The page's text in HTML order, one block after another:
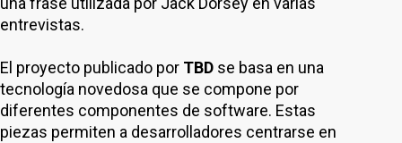
entrevistas.
El proyecto publicado por TBD se basa en una
tecnología novedosa que se compone por
diferentes componentes de software. Estas
piezas permiten a desarrolladores centrarse en